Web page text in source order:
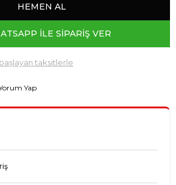
HEMEN AL
İLE SİPARİŞ VER
taksitlerle
Yap